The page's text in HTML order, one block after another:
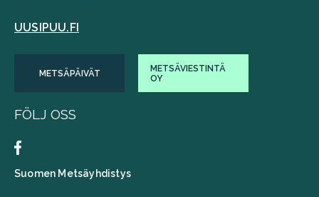
UUSIPUU.FI
METSÄPÄIVÄT
METSÄVIESTINTÄ
OY
FÖLJ OSS
Suomen Metsäyhdistys